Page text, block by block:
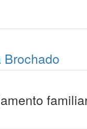
Brochado